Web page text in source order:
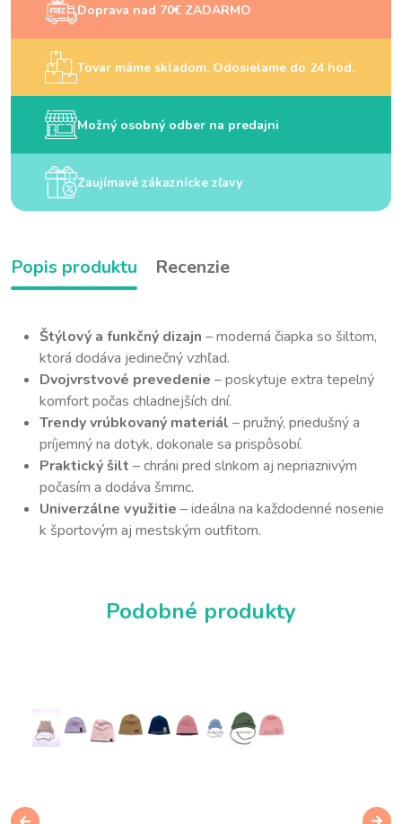
Doprava nad 70€ ZADARMO
Tovar máme skladom. Odosielame do 24 hod.
Možný osobný odber na predajni
Zaujímavé zákaznícke zľavy
Popis produktu Recenzie
Štýlový a funkčný dizajn – moderná čiapka so šiltom,
ktorá dodáva jedinečný vzhľad.
Dvojvrstvové prevedenie – poskytuje extra tepelný
komfort počas chladnejších dní.
Trendy vrúbkovaný materiál – pružný, priedušný a
príjemný na dotyk, dokonale sa prispôsobí.
Praktický šilt – chráni pred slnkom aj nepriaznivým
počasím a dodáva šmrnc.
Univerzálne využitie – ideálna na každodenné nosenie
k športovým aj mestským outfitom.
Podobné produkty